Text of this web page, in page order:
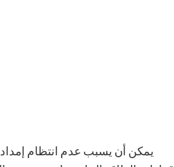
يمكن أن يسبب عدم انتظام